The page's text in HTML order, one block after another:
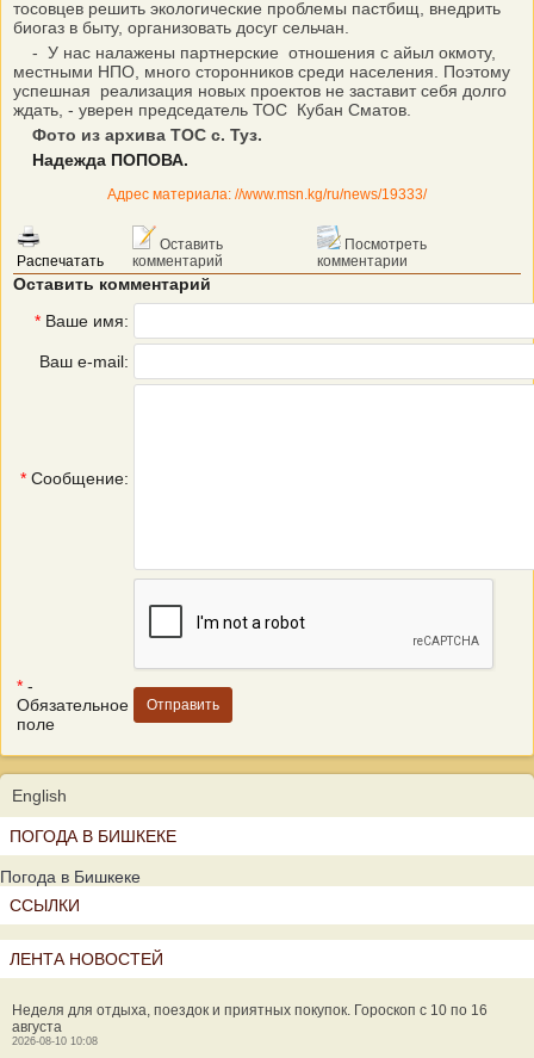
тосовцев решить экологические проблемы пастбищ, внедрить
биогаз в быту, организовать досуг сельчан.
- У нас налажены партнерские отношения с айыл окмоту,
местными НПО, много сторонников среди населения. Поэтому
успешная реализация новых проектов не заставит себя долго
ждать, - уверен председатель ТОС Кубан Сматов.
Фото из архива ТОС с. Туз.
Надежда ПОПОВА.
Адрес материала: //www.msn.kg/ru/news/19333/
Распечатать
Оставить
комментарий
Посмотреть
комментарии
Оставить комментарий
* Ваше имя:
Ваш e-mail:
* Сообщение:
* -
Обязательное
поле
English
ПОГОДА В БИШКЕКЕ
Погода в Бишкеке
ССЫЛКИ
ЛЕНТА НОВОСТЕЙ
Неделя для отдыха, поездок и приятных покупок. Гороскоп с 10 по 16
августа
2026-08-10 10:08